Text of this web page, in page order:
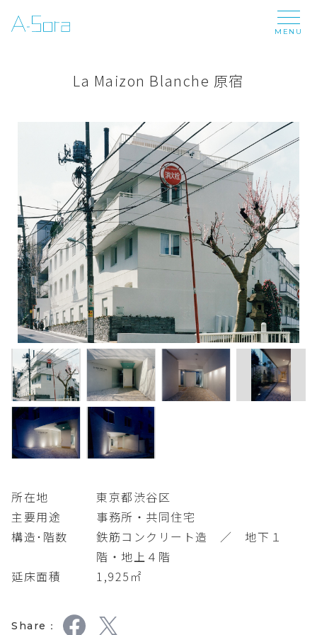
MENU
La Maizon Blanche 原宿
所在地
東京都渋谷区
主要用途
事務所・共同住宅
構造･階数
鉄筋コンクリート造 ／ 地下１
階・地上４階
延床面積
1,925㎡
Share：